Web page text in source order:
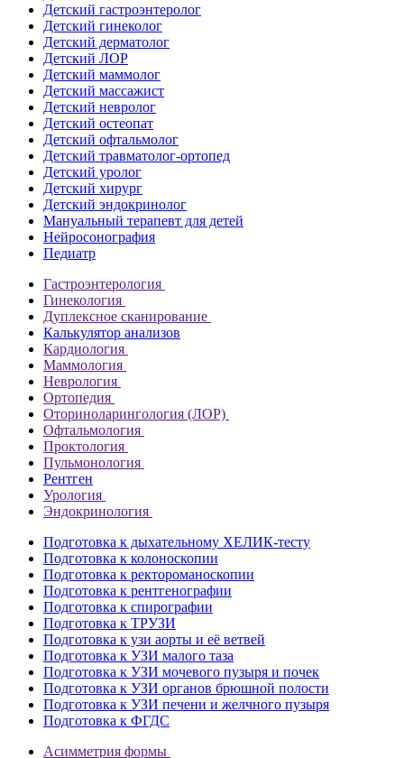
Детский гастроэнтеролог
Детский гинеколог
Детский дерматолог
Детский ЛОР
Детский маммолог
Детский массажист
Детский невролог
Детский остеопат
Детский офтальмолог
Детский травматолог-ортопед
Детский уролог
Детский хирург
Детский эндокринолог
Мануальный терапевт для детей
Нейросонография
Педиатр
Гастроэнтерология
Гинекология
Дуплексное сканирование
Калькулятор анализов
Кардиология
Маммология
Неврология
Ортопедия
Оториноларингология (ЛОР)
Офтальмология
Проктология
Пульмонология
Рентген
Урология
Эндокринология
Подготовка к дыхательному ХЕЛИК-тесту
Подготовка к колоноскопии
Подготовка к ректороманоскопии
Подготовка к рентгенографии
Подготовка к спирографии
Подготовка к ТРУЗИ
Подготовка к узи аорты и её ветвей
Подготовка к УЗИ малого таза
Подготовка к УЗИ мочевого пузыря и почек
Подготовка к УЗИ органов брюшной полости
Подготовка к УЗИ печени и желчного пузыря
Подготовка к ФГДС
Асимметрия формы